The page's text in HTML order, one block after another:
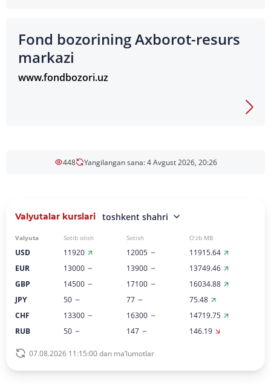
Fond bozorining Axborot-resurs
markazi
www.fondbozori.uz
448 Yangilangan sana: 4 Avgust 2026, 20:26
Valyutalar kurslari toshkent shahri
Valyuta Sotib olish Sotish O‘zb MB
USD 11920 12005
11915.64
EUR
13000 13900
13749.46
GBP
14500 17100
16034.88
JPY
50 77
75.48
CHF
13300 16300
14719.75
RUB
50 147 146.19
07.08.2026 11:15:00 dan ma’lumotlar